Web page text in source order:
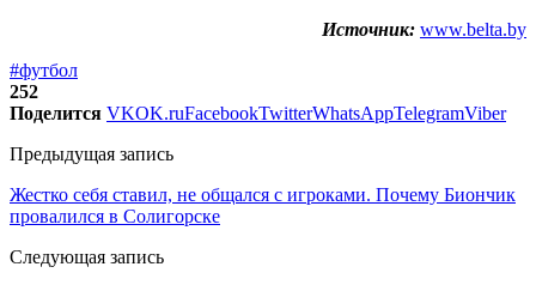
Источник: www.belta.by
#футбол
252
Поделится VKOK.ruFacebookTwitterWhatsAppTelegramViber
Предыдущая запись
Жестко себя ставил, не общался с игроками. Почему Биончик
провалился в Солигорске
Следующая запись